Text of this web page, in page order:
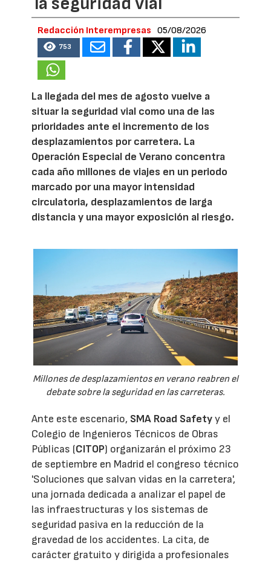
Redacción Interempresas 05/08/2026
753
La llegada del mes de agosto vuelve a
situar la seguridad vial como una de las
prioridades ante el incremento de los
desplazamientos por carretera. La
Operación Especial de Verano concentra
cada año millones de viajes en un periodo
marcado por una mayor intensidad
circulatoria, desplazamientos de larga
distancia y una mayor exposición al riesgo.
Millones de desplazamientos en verano reabren el
debate sobre la seguridad en las carreteras.
Ante este escenario, SMA Road Safetyy el
Colegio de Ingenieros Técnicos de Obras
Públicas (CITOP) organizarán el próximo 23
de septiembre en Madrid el congreso técnico
'Soluciones que salvan vidas en la carretera',
una jornada dedicada a analizar el papel de
las infraestructuras y los sistemas de
seguridad pasiva en la reducción de la
gravedad de los accidentes. La cita, de
carácter gratuito y dirigida a profesionales